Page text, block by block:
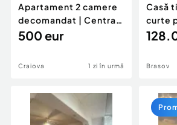
Apartament 2 camere
decomandat | Centrală
proprie | 60 mp |
500 eur
Craiova 1 zi în urmă
Casă
curte
Brasov